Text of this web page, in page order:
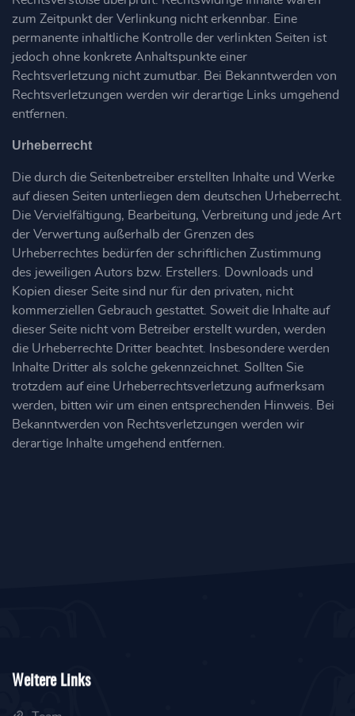
zum Zeitpunkt der Verlinkung nicht erkennbar. Eine
permanente inhaltliche Kontrolle der verlinkten Seiten ist
jedoch ohne konkrete Anhaltspunkte einer
Rechtsverletzung nicht zumutbar. Bei Bekanntwerden von
Rechtsverletzungen werden wir derartige Links umgehend
entfernen.
Urheberrecht
Die durch die Seitenbetreiber erstellten Inhalte und Werke
auf diesen Seiten unterliegen dem deutschen Urheberrecht.
Die Vervielfältigung, Bearbeitung, Verbreitung und jede Art
der Verwertung außerhalb der Grenzen des
Urheberrechtes bedürfen der schriftlichen Zustimmung
des jeweiligen Autors bzw. Erstellers. Downloads und
Kopien dieser Seite sind nur für den privaten, nicht
kommerziellen Gebrauch gestattet. Soweit die Inhalte auf
dieser Seite nicht vom Betreiber erstellt wurden, werden
die Urheberrechte Dritter beachtet. Insbesondere werden
Inhalte Dritter als solche gekennzeichnet. Sollten Sie
trotzdem auf eine Urheberrechtsverletzung aufmerksam
werden, bitten wir um einen entsprechenden Hinweis. Bei
Bekanntwerden von Rechtsverletzungen werden wir
derartige Inhalte umgehend entfernen.
Weitere Links